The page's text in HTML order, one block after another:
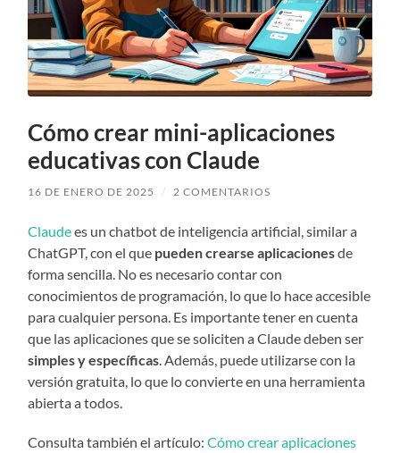
Cómo crear mini-aplicaciones
educativas con Claude
16 DE ENERO DE 2025 / 2 COMENTARIOS
Claudees un chatbot de inteligencia artificial, similar a
ChatGPT, con el que pueden crearse aplicacionesde
forma sencilla. No es necesario contar con
conocimientos de programación, lo que lo hace accesible
para cualquier persona. Es importante tener en cuenta
que las aplicaciones que se soliciten a Claude deben ser
simples y específicas . Además, puede utilizarse con la
versión gratuita, lo que lo convierte en una herramienta
abierta a todos.
Consulta también el artículo:Cómo crear aplicaciones